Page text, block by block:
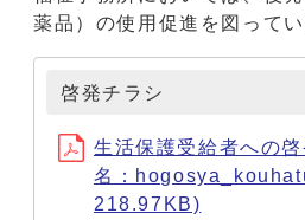
薬品）の使用促進を図ってい
啓発チラシ
生活保護受給者への
名：
218.97KB)